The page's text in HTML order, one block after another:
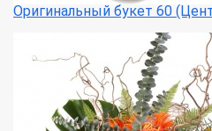
Оригинальный букет 60